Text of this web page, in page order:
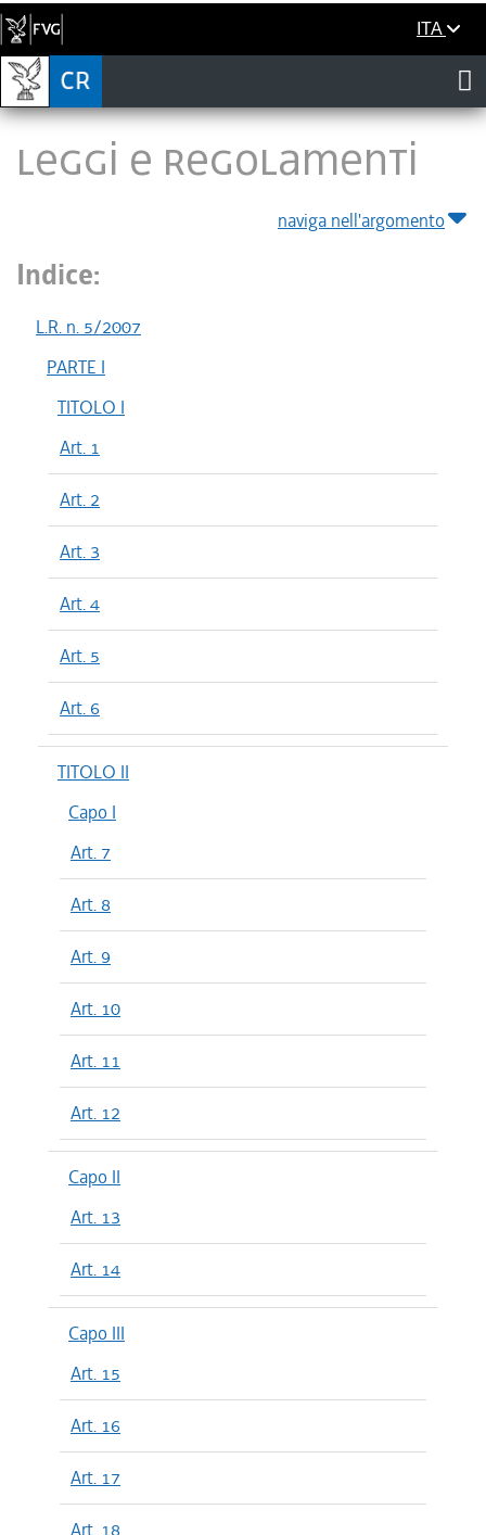
ITA
LEGGI E REGOLAMENTI
naviga nell'argomento
Indice:
L.R. n. 5/2007
PARTE I
TITOLO I
Art. 1
Art. 2
Art. 3
Art. 4
Art. 5
Art. 6
TITOLO II
Capo I
Art. 7
Art. 8
Art. 9
Art. 10
Art. 11
Art. 12
Capo II
Art. 13
Art. 14
Capo III
Art. 15
Art. 16
Art. 17
Art. 18